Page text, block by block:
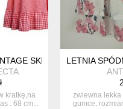
SKIRT
kratkę,na
: 68 cm...
LETNIA
zwiewna
gumce,